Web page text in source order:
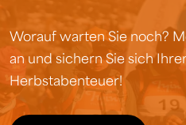
Worauf warten Sie noch?
an und sichern Sie sich
Herbstabenteuer!